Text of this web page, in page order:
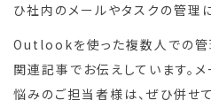
ひ社内のメールやタスクの管理
Outlookを使った複数人での管
関連記事でお伝えしています。
悩みのご担当者様は、ぜひ併せ